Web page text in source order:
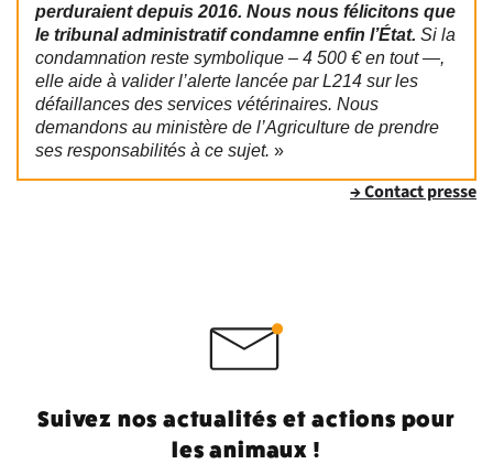
perduraient depuis 2016. Nous nous félicitons que
le tribunal administratif condamne enfin l’État. Si la
condamnation reste symbolique – 4 500 € en tout —,
elle aide à valider l’alerte lancée par L214 sur les
défaillances des services vétérinaires. Nous
demandons au ministère de l’Agriculture de prendre
ses responsabilités à ce sujet. »
→ Contact presse
Suivez nos actualités et actions pour
les animaux !